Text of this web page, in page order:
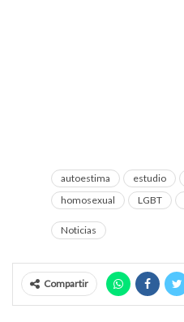
autoestima estudio
homosexual
LGBT
Noticias
Compartir